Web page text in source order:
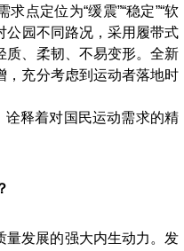
点定位为“缓震”“稳定”“软
公园不同路况，采用履带式
质、柔韧、不易变形。全新
，充分考虑到运动者落地时
释着对国民运动需求的精
发展的强大内生动力。发